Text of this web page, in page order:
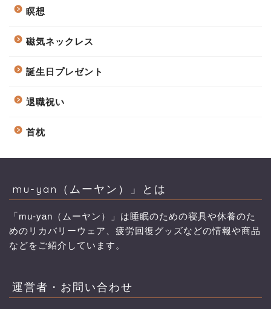
瞑想
磁気ネックレス
誕生日プレゼント
退職祝い
首枕
mu-yan（ムーヤン）」とは
「mu-yan（ムーヤン）」は睡眠のための寝具や休養のた
めのリカバリーウェア、疲労回復グッズなどの情報や商品
などをご紹介しています。
運営者・お問い合わせ